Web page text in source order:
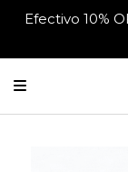
Efectivo 10%